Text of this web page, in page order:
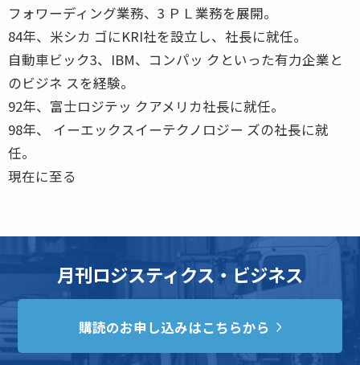
フォワーディング業務、3 ＰＬ業務を展開。
84年、米シカ ゴにKRI社を設立し、社長に就任。
自動車ビック3、IBM、コンパッ クといった有力企業と
のビジネ スを経験。
92年、富士ロジテッ クアメリカ社長に就任。
98年、 イーエックスイーテクノロジー ズの社長に就
任。
現在に至る
月刊ロジスティクス・ビジネス
購読のお申し込みはこちらから